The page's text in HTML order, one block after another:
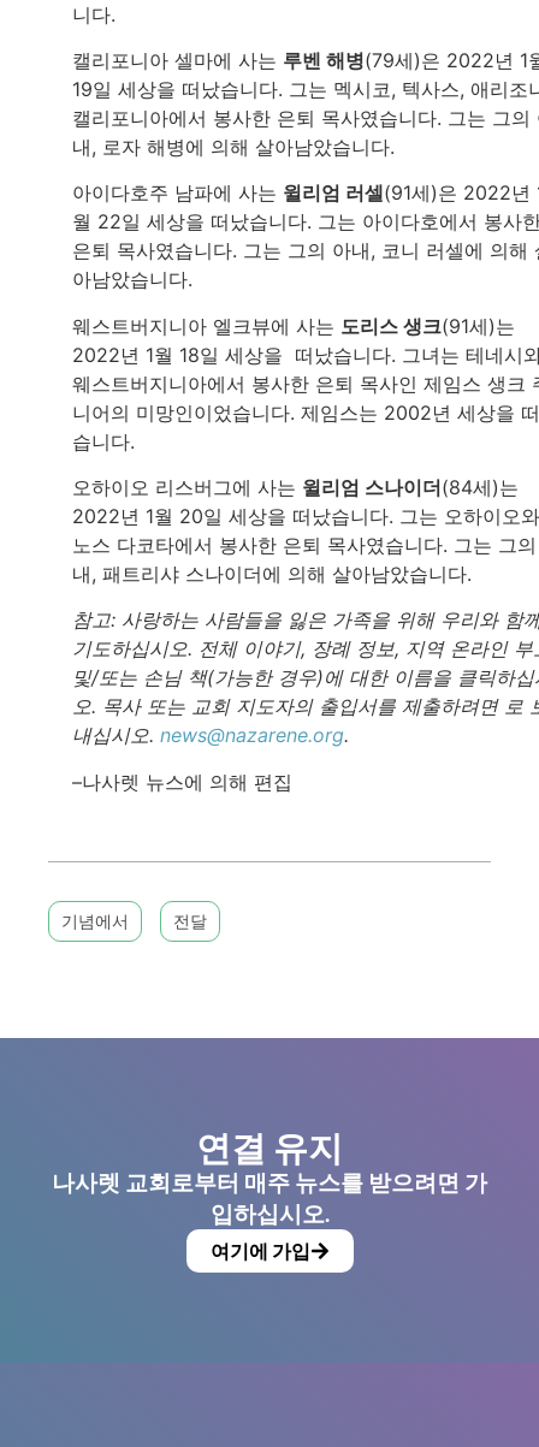
니다.
캘리포니아 셀마에 사는 루벤 해병(79세)은 2022년 1
19일 세상을 떠났습니다. 그는 멕시코, 텍사스, 애리조
캘리포니아에서 봉사한 은퇴 목사였습니다. 그는 그의
내, 로자 해병에 의해 살아남았습니다.
아이다호주 남파에 사는 윌리엄 러셀(91세)은 2022년
월 22일 세상을 떠났습니다. 그는 아이다호에서 봉사
은퇴 목사였습니다. 그는 그의 아내, 코니 러셀에 의해
아남았습니다.
웨스트버지니아 엘크뷰에 사는 도리스 생크(91세)는
2022년 1월 18일 세상을 떠났습니다. 그녀는 테네시
웨스트버지니아에서 봉사한 은퇴 목사인 제임스 생크
니어의 미망인이었습니다. 제임스는 2002년 세상을
습니다.
오하이오 리스버그에 사는 윌리엄 스나이더(84세)는
2022년 1월 20일 세상을 떠났습니다. 그는 오하이오와
노스 다코타에서 봉사한 은퇴 목사였습니다. 그는 그
내, 패트리샤 스나이더에 의해 살아남았습니다.
참고: 사랑하는 사람들을 잃은 가족을 위해 우리와 함
기도하십시오. 전체 이야기, 장례 정보, 지역 온라인 부
및/또는 손님 책(가능한 경우)에 대한 이름을 클릭하십
오. 목사 또는 교회 지도자의 출입서를 제출하려면 로
내십시오. news@nazarene.org.
–나사렛 뉴스에 의해 편집
기념에서 전달
연결 유지
나사렛 교회로부터 매주 뉴스를 받으려면 가
입하십시오.
여기에 가입